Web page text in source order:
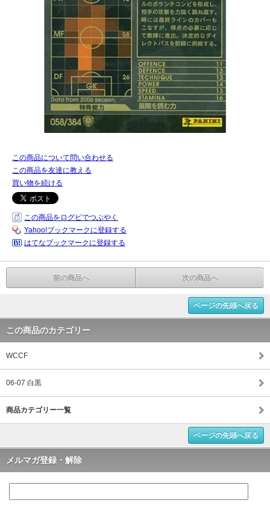
この商品について問い合わせる
この商品を友達に教える
買い物を続ける
この商品をログピでつぶやく
Yahoo!ブックマークに登録する
はてなブックマークに登録する
前の商品へ 次の商品へ
ページの先頭へ戻る
この商品のカテゴリー
WCCF
06-07 白黒
商品カテゴリー一覧
ページの先頭へ戻る
メルマガ登録・解除